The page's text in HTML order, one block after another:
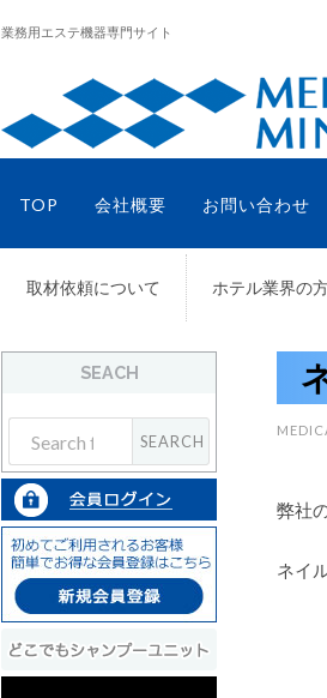
業務用エステ機器専門サイト
TOP 会社概要 お問い合わせ
取材依頼について ホテル業界の
弊社
ネイ
SEACH